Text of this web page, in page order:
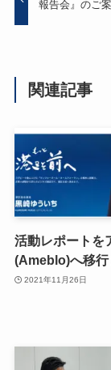
報告会』のご
関連記事
活動レポートを
(Ameblo)へ移行
2021年11月26日